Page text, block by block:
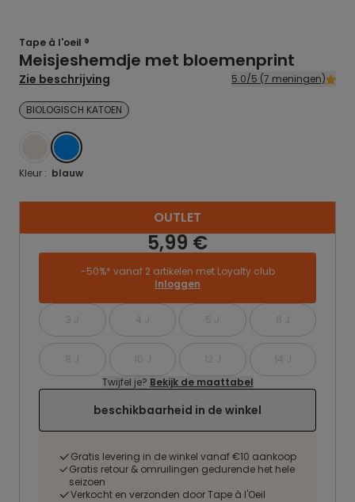
Tape à l'oeil ®
Meisjeshemdje met bloemenprint
Zie beschrijving 5.0/5 (7 meningen)
BIOLOGISCH KATOEN
BLAUW
Kleur : blauw
OUTLET
5,99 €
-50%* vanaf 2 artikelen met Loyalty club
Inloggen
3 J 4 J 5 J 6 J
8 J 10 J 12 J
14 J
Twijfel je? Bekijk de maattabel
beschikbaarheid in de winkel
Gratis levering in de winkel vanaf €10 aankoop
Gratis retour & omruilingen gedurende het hele
seizoen
Verkocht en verzonden door Tape à l'Oeil